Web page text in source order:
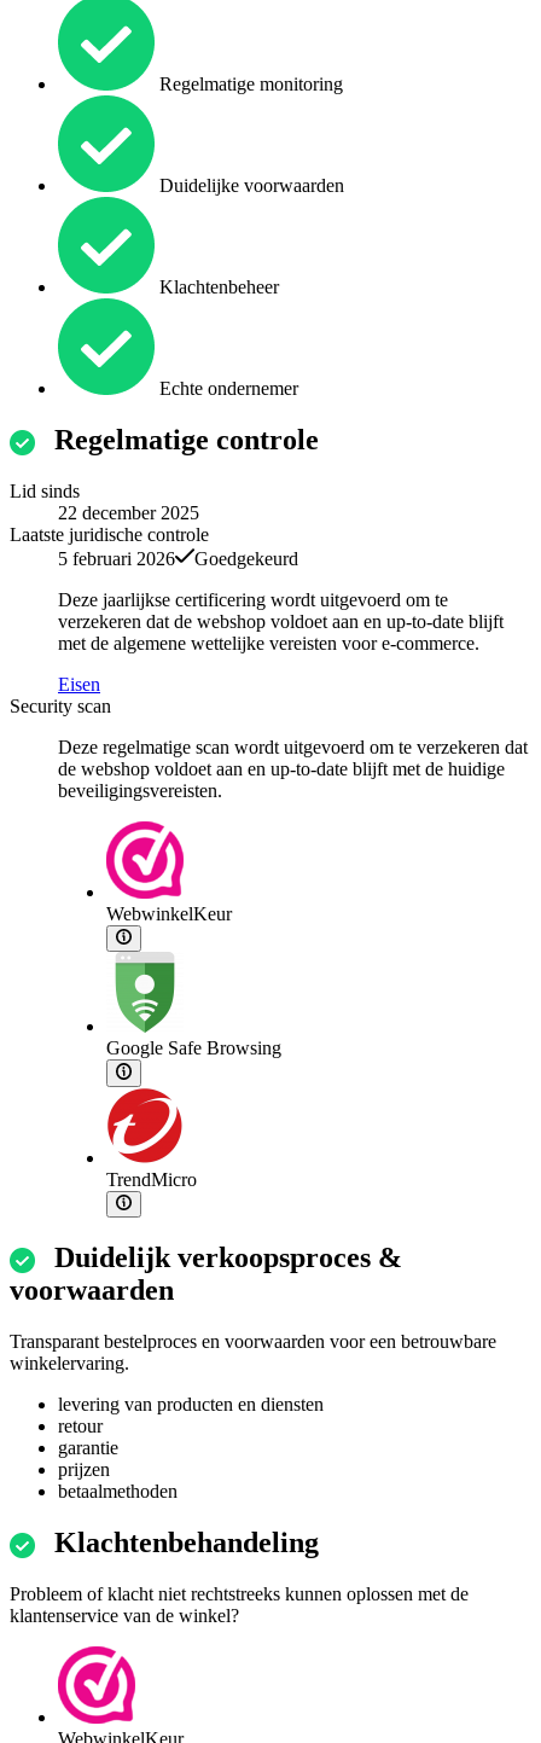
Regelmatige monitoring
Duidelijke voorwaarden
Klachtenbeheer
Echte ondernemer
Regelmatige controle
Lid sinds
22 december 2025
Laatste juridische controle
5 februari 2026
Goedgekeurd
Deze jaarlijkse certificering wordt uitgevoerd om te
verzekeren dat de webshop voldoet aan en up-to-date blijft
met de algemene wettelijke vereisten voor e-commerce.
Eisen
Security scan
Deze regelmatige scan wordt uitgevoerd om te verzekeren dat
de webshop voldoet aan en up-to-date blijft met de huidige
beveiligingsvereisten.
WebwinkelKeur
Google Safe Browsing
TrendMicro
Duidelijk verkoopsproces &
voorwaarden
Transparant bestelproces en voorwaarden voor een betrouwbare
winkelervaring.
levering van producten en diensten
retour
garantie
prijzen
betaalmethoden
Klachtenbehandeling
Probleem of klacht niet rechtstreeks kunnen oplossen met de
klantenservice van de winkel?
WebwinkelKeur